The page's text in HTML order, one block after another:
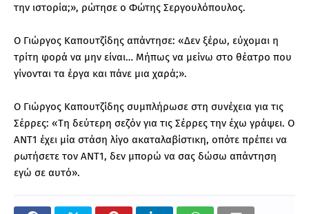
την ιστορία;», ρώτησε ο Φώτης Σεργουλόπουλος.
Ο Γιώργος Καπουτζίδης απάντησε: «Δεν ξέρω, εύχομαι η
τρίτη φορά να μην είναι… Μήπως να μείνω στο θέατρο που
γίνονται τα έργα και πάνε μια χαρά;».
Ο Γιώργος Καπουτζίδης συμπλήρωσε στη συνέχεια για τις
Σέρρες: «Τη δεύτερη σεζόν για τις Σέρρες την έχω γράψει. Ο
ΑΝΤ1 έχει μία στάση λίγο ακαταλαβίστικη, οπότε πρέπει να
ρωτήσετε τον ΑΝΤ1, δεν μπορώ να σας δώσω απάντηση
εγώ σε αυτό».